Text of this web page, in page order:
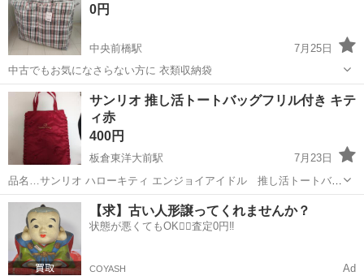
工場のお仕事 ◇コネクタ製造工...
0円
中央前橋駅
7月25日
中古でもお気になさらない方に 衣類収納袋
群馬 前橋市 中央前橋駅 バッグ
サンリオ 推し活トートバッグフリル付き キテ
ィ赤
400円
板倉東洋大前駅
7月23日
品名…サンリオ ハローキティ エンジョイアイドル 推し活トートバッ
グ 赤 サンリオ公式ネットショップで4千円くらいしました！ 汚れ等は
目立ってありません サテン生地なので、折りシワがあります（汗 1.2
回使い、ずっとしま...
群馬 邑楽郡 板倉東洋大前駅 バッグ
【求】古い人形譲ってくれませんか？
状態が悪くてもOK🙆‍♀️査定0円‼️
COYASH Ad